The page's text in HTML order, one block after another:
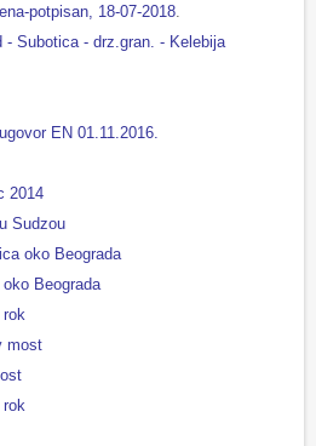
potpisan, 18-07-2018
- Subotica - drz.gran. - Kelebija
EN 01.11.2016.
2014
Sudzou
oko Beograda
Beograda
most